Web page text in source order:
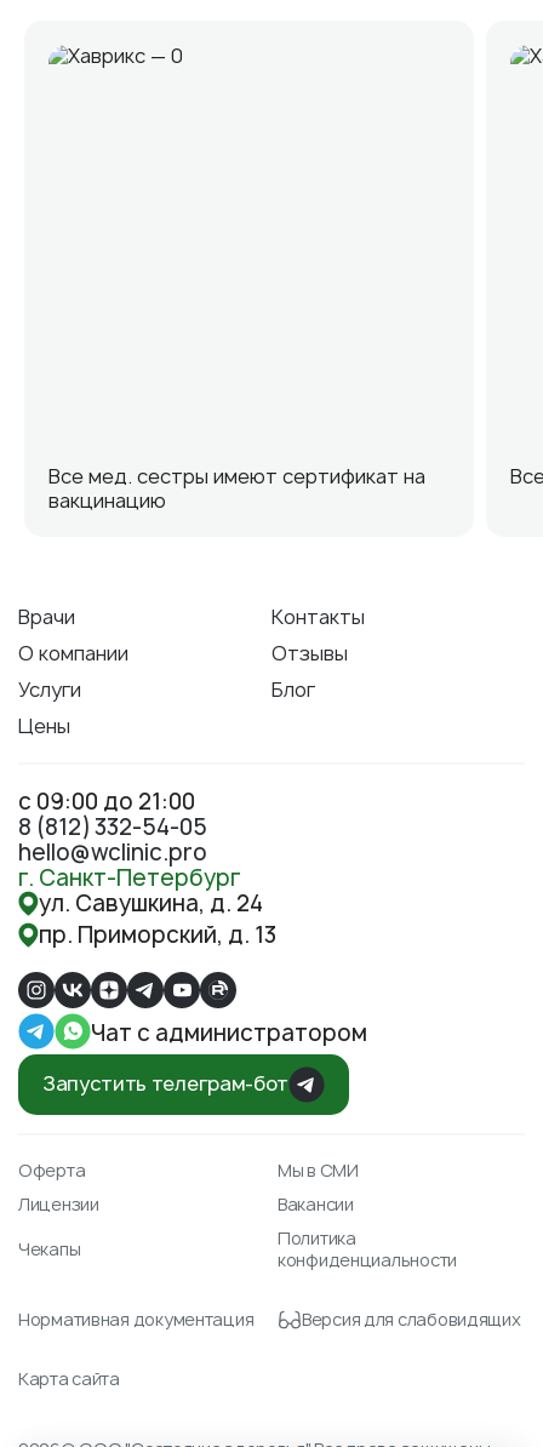
Все мед. сестры имеют сертификат на
вакцинацию
Врачи
Контакты
О компании
Отзывы
Услуги
Блог
Цены
с 09:00 до 21:00
8 (812) 332-54-05
hello@wclinic.pro
г. Санкт-Петербург
ул. Савушкина, д. 24
пр. Приморский, д. 13
Чат с администратором
Запустить телеграм-бот
Оферта
Мы в СМИ
Лицензии
Вакансии
Чекапы
Политика
конфиденциальности
Нормативная документация Версия для слабовидящих
Карта сайта